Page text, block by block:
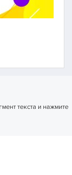
текста и нажмите